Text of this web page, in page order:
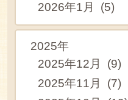
2026年1月 (5)
2025年
2025年12月 (9)
2025年11月 (7)